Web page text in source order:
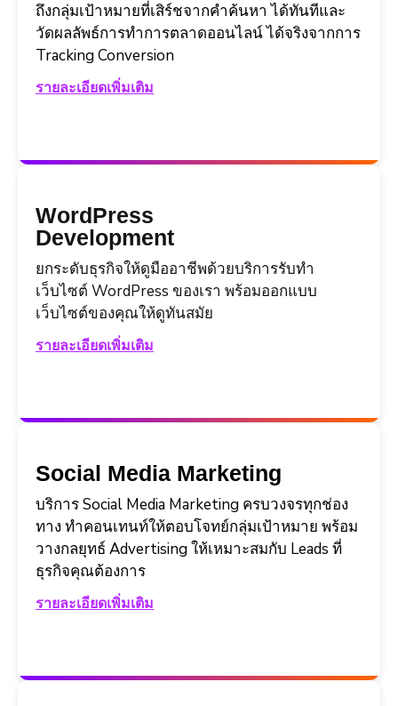
ถึงกลุ่มเป้าหมายที่เสิร์ชจากคำค้นหา ได้ทันทีและ
วัดผลลัพธ์การทำการตลาดออนไลน์ ได้จริงจากการ
Tracking Conversion
รายละเอียดเพิ่มเติม
WordPress
Development
ยกระดับธุรกิจให้ดูมืออาชีพด้วยบริการรับทำ
เว็บไซต์ WordPress ของเรา พร้อมออกแบบ
เว็บไซต์ของคุณให้ดูทันสมัย
รายละเอียดเพิ่มเติม
Social Media Marketing
บริการ Social Media Marketing ครบวงจรทุกช่อง
ทาง ทำคอนเทนท์ให้ตอบโจทย์กลุ่มเป้าหมาย พร้อม
วางกลยุทธ์ Advertising ให้เหมาะสมกับ Leads ที่
ธุรกิจคุณต้องการ
รายละเอียดเพิ่มเติม